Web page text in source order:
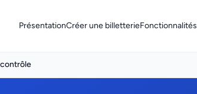
PrésentationCréer une billetterieFonctionnalités